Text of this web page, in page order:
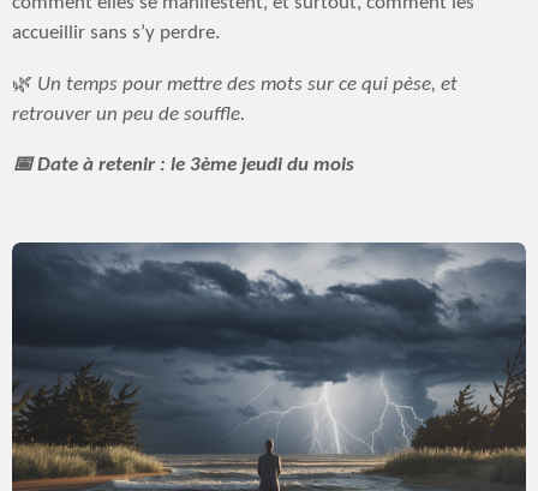
accueillir sans s’y perdre.
🌿 Un temps pour mettre des mots sur ce qui pèse, et
retrouver un peu de souffle.
📅 Date à retenir : le 3ème jeudi du mois